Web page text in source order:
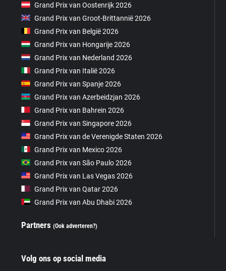
Grand Prix van Oostenrijk 2026
Grand Prix van Groot-Brittannië 2026
Grand Prix van België 2026
Grand Prix van Hongarije 2026
Grand Prix van Nederland 2026
Grand Prix van Italië 2026
Grand Prix van Spanje 2026
Grand Prix van Azerbeidzjan 2026
Grand Prix van Bahrein 2026
Grand Prix van Singapore 2026
Grand Prix van de Verenigde Staten 2026
Grand Prix van Mexico 2026
Grand Prix van São Paulo 2026
Grand Prix van Las Vegas 2026
Grand Prix van Qatar 2026
Grand Prix van Abu Dhabi 2026
Partners(Ook adverteren?)
Volg ons op social media